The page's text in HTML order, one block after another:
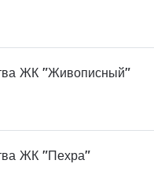
ЖК "Живописный"
ЖК "Пехра"